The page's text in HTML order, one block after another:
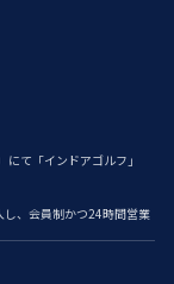
て「インドアゴルフ」
、会員制かつ24時間営業